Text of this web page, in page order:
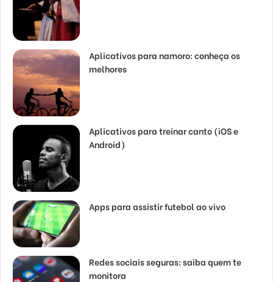
Aplicativos para namoro: conheça os
melhores
Aplicativos para treinar canto (iOS e
Android)
Apps para assistir futebol ao vivo
Redes sociais seguras: saiba quem te
monitora